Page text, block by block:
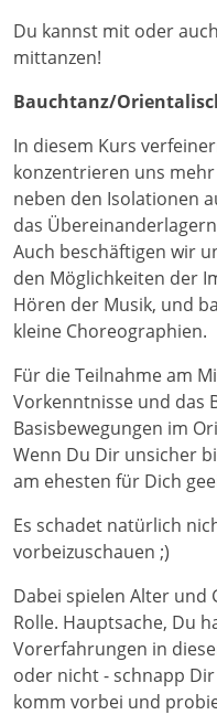
Du kannst mit oder
mittanzen!
Bauchtanz/
In diesem Kurs
konzentrieren uns
neben den Isolationen
das
Auch beschäftigen wir
den Möglichkeiten der
Hören der Musik, und
kleine Choreographien.
Für die Teilnahme am
Vorkenntnisse und das
Basisbewegungen im
Wenn Du Dir unsicher
am ehesten für Dich
Es schadet natürlich
vorbeizuschauen ;)
Dabei spielen Alter und
Rolle. Hauptsache, Du
Vorerfahrungen in
oder nicht - schnapp
komm vorbei und